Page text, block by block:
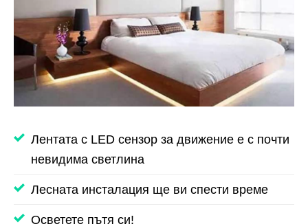
Лентата с LED сензор за движение е с почти
невидима светлина
Лесната инсталация ще ви спести време
Осветете пътя си!